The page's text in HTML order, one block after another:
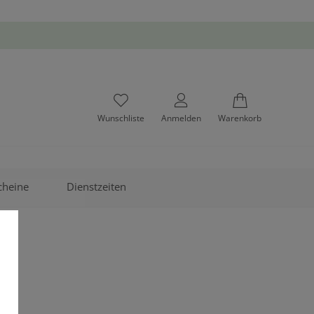
Wunschliste Anmelden Warenkorb
Dienstzeiten